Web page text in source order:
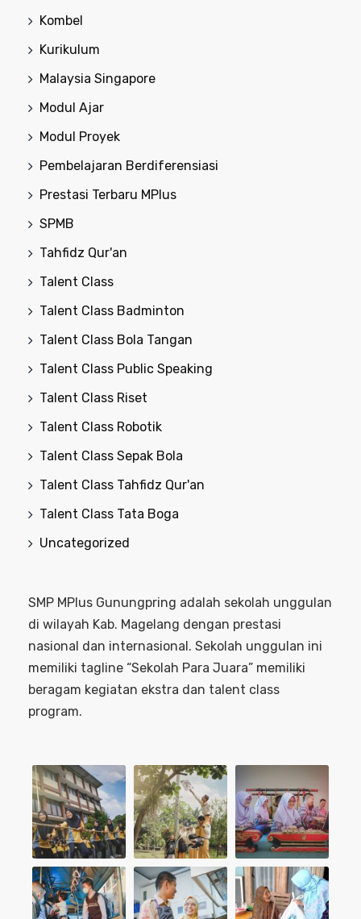
Kombel
Kurikulum
Malaysia Singapore
Modul Ajar
Modul Proyek
Pembelajaran Berdiferensiasi
Prestasi Terbaru MPlus
SPMB
Tahfidz Qur'an
Talent Class
Talent Class Badminton
Talent Class Bola Tangan
Talent Class Public Speaking
Talent Class Riset
Talent Class Robotik
Talent Class Sepak Bola
Talent Class Tahfidz Qur'an
Talent Class Tata Boga
Uncategorized
SMP MPlus Gunungpring adalah sekolah unggulan
di wilayah Kab. Magelang dengan prestasi
nasional dan internasional. Sekolah unggulan ini
memiliki tagline “Sekolah Para Juara” memiliki
beragam kegiatan ekstra dan talent class
program.